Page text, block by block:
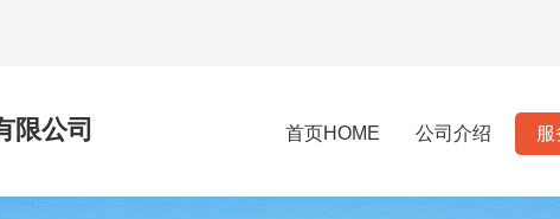
限公司 首页HOME 公司介绍